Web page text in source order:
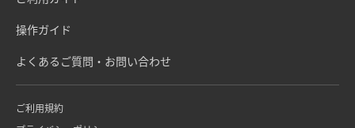
操作ガイド
よくあるご質問・お問い合わせ
ご利用規約